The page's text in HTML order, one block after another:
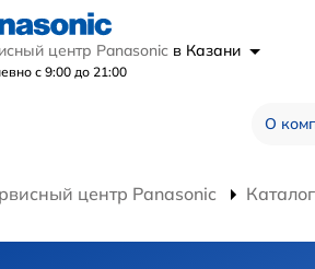
центр Panasonic в Казани
с 9:00 до 21:00
О
центр Panasonic